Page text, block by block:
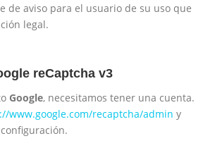
de aviso para el usuario de su uso que
legal.
reCaptcha v3
Google, necesitamos tener una cuenta.
www.google.com/recaptcha/admin y